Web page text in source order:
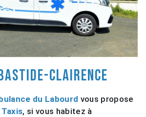
Clairence
du Labourd vous propose
Taxis, si vous habitez à